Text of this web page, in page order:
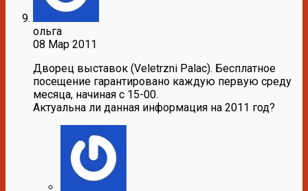
ольга
08 Мар 2011
Дворец выставок (Veletrzni Palac). Бесплатное
посещение гарантировано каждую первую среду
месяца, начиная с 15-00.
Актуальна ли данная информация на 2011 год?